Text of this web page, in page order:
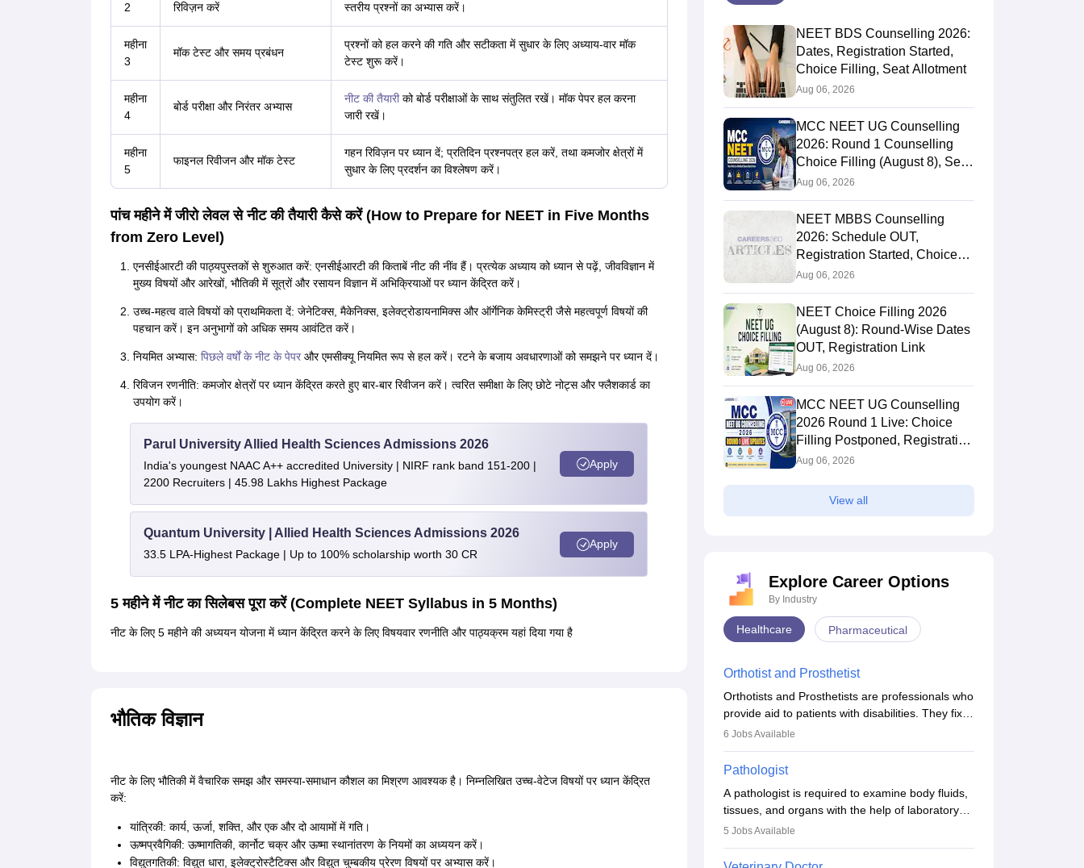
2
रिविज़न करें
स्तरीय प्रश्नों का अभ्यास करें।
महीना
3
मॉक टेस्ट और समय प्रबंधन
प्रश्नों को हल करने की गति और सटीकता में सुधार के लिए अध्याय-वार मॉक
टेस्ट शुरू करें।
महीना
4
बोर्ड परीक्षा और निरंतर अभ्यास
नीट की तैयारीको बोर्ड परीक्षाओं के साथ संतुलित रखें। मॉक पेपर हल करना
जारी रखें।
महीना
5
फाइनल रिवीजन और मॉक टेस्ट
गहन रिविज़न पर ध्यान दें; प्रतिदिन प्रश्नपत्र हल करें, तथा कमजोर क्षेत्रों में
सुधार के लिए प्रदर्शन का विश्लेषण करें।
पांच महीने में जीरो लेवल से नीट की तैयारी कैसे करें (How to Prepare for NEET in Five Months
from Zero Level)
एनसीईआरटी की पाठ्यपुस्तकों से शुरुआत करें: एनसीईआरटी की किताबें नीट की नींव हैं। प्रत्येक अध्याय को ध्यान से पढ़ें, जीवविज्ञान में
मुख्य विषयों और आरेखों, भौतिकी में सूत्रों और रसायन विज्ञान में अभिक्रियाओं पर ध्यान केंद्रित करें।
उच्च-महत्व वाले विषयों को प्राथमिकता दें: जेनेटिक्स, मैकेनिक्स, इलेक्ट्रोडायनामिक्स और ऑर्गेनिक केमिस्ट्री जैसे महत्वपूर्ण विषयों की
पहचान करें। इन अनुभागों को अधिक समय आवंटित करें।
नियमित अभ्यास: पिछले वर्षों के नीट के पेपरऔर एमसीक्यू नियमित रूप से हल करें। रटने के बजाय अवधारणाओं को समझने पर ध्यान दें।
रिविजन रणनीति: कमजोर क्षेत्रों पर ध्यान केंद्रित करते हुए बार-बार रिवीजन करें। त्वरित समीक्षा के लिए छोटे नोट्स और फ्लैशकार्ड का
उपयोग करें।
Parul University Allied Health Sciences Admissions 2026
India's youngest NAAC A++ accredited University | NIRF rank band 151-200 |
2200 Recruiters | 45.98 Lakhs Highest Package
Apply
Quantum University | Allied Health Sciences Admissions 2026
33.5 LPA-Highest Package | Up to 100% scholarship worth 30 CR
Apply
5 महीने में नीट का सिलेबस पूरा करें (Complete NEET Syllabus in 5 Months)
नीट के लिए 5 महीने की अध्ययन योजना में ध्यान केंद्रित करने के लिए विषयवार रणनीति और पाठ्यक्रम यहां दिया गया है
भौतिक विज्ञान
नीट के लिए भौतिकी में वैचारिक समझ और समस्या-समाधान कौशल का मिश्रण आवश्यक है। निम्नलिखित उच्च-वेटेज विषयों पर ध्यान केंद्रित
करें:
यांत्रिकी: कार्य, ऊर्जा, शक्ति, और एक और दो आयामों में गति।
ऊष्मप्रवैगिकी: ऊष्मागतिकी, कार्नोट चक्र और ऊष्मा स्थानांतरण के नियमों का अध्ययन करें।
विद्युतगतिकी: विद्युत धारा, इलेक्ट्रोस्टैटिक्स और विद्युत चुम्बकीय प्रेरण विषयों पर अभ्यास करें।
NEET BDS Counselling 2026:
Dates, Registration Started,
Choice Filling, Seat Allotment
Aug 06, 2026
MCC NEET UG Counselling
2026: Round 1 Counselling
Choice Filling (August 8), Seat
Matrix, Registration Started
Aug 06, 2026
NEET MBBS Counselling
2026: Schedule OUT,
Registration Started, Choice
Filling
Aug 06, 2026
NEET Choice Filling 2026
(August 8): Round-Wise Dates
OUT, Registration Link
Aug 06, 2026
MCC NEET UG Counselling
2026 Round 1 Live: Choice
Filling Postponed, Registration
Link OUT at mcc.nic.in
Aug 06, 2026
View all
Explore Career Options
By Industry
Healthcare Pharmaceutical
Orthotist and Prosthetist
Orthotists and Prosthetists are professionals who
provide aid to patients with disabilities. They fix
them to artificial limbs (prosthetics) and help
people lose their limbs in an accident. In some
other occasions, they are born without a limb or
orthopaedic impairment. Orthotists and
prosthetists play a crucial role in their lives with
fixing them to assistive devices and provide
mobility.
6 Jobs Available
Pathologist
A pathologist is required to examine body fluids,
tissues, and organs with the help of laboratory
tests and microscopic examinations. Pathologists
assisting doctors when it comes to treatment
5 Jobs Available